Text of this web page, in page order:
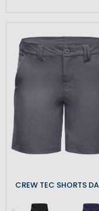
CREW TEC SHORTS